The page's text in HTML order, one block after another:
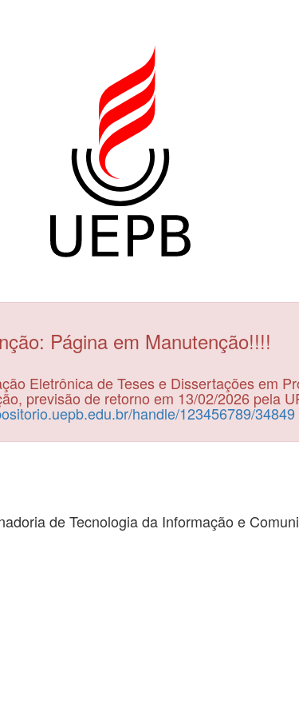
Página em Manutenção!!!!
Eletrônica de Teses e Dissertações em
previsão de retorno em 13/02/2026 pela
handle/123456789/34849
de Tecnologia da Informação e